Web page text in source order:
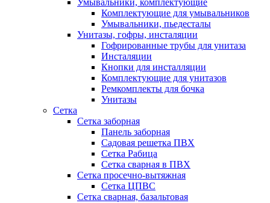
Умывальники, комплектующие
Комплектующие для умывальников
Умывальники, пьедесталы
Унитазы, гофры, инсталяции
Гофрированные трубы для унитаза
Инсталяции
Кнопки для инсталляции
Комплектующие для унитазов
Ремкомплекты для бочка
Унитазы
Сетка
Сетка заборная
Панель заборная
Садовая решетка ПВХ
Сетка Рабица
Сетка сварная в ПВХ
Сетка просечно-вытяжная
Сетка ЦПВС
Сетка сварная, базальтовая